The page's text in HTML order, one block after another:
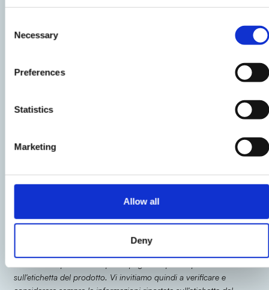
Selection
Necessary
Preferences
Statistics
Marketing
Allow all
Deny
setacciata con il lievito, mescolando fino ad
4
composto all’interno e cuocete in forno
Le indicazioni relative al prodotto potrebbero subire delle
sull'etichetta del prodotto. Vi invitiamo quindi a verificare e